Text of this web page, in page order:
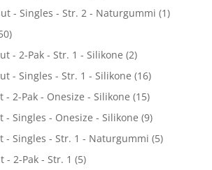
- Singles - Str. 2 - Naturgummi (1)
- 2-Pak - Str. 1 - Silikone (2)
- Singles - Str. 1 - Silikone (16)
- 2-Pak - Onesize - Silikone (15)
- Singles - Onesize - Silikone (9)
- Singles - Str. 1 - Naturgummi (5)
- 2-Pak - Str. 1 (5)